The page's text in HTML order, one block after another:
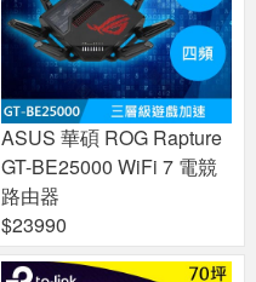
ASUS 華碩 ROG Rapture
GT-BE25000 WiFi 7 電競
路由器
$23990